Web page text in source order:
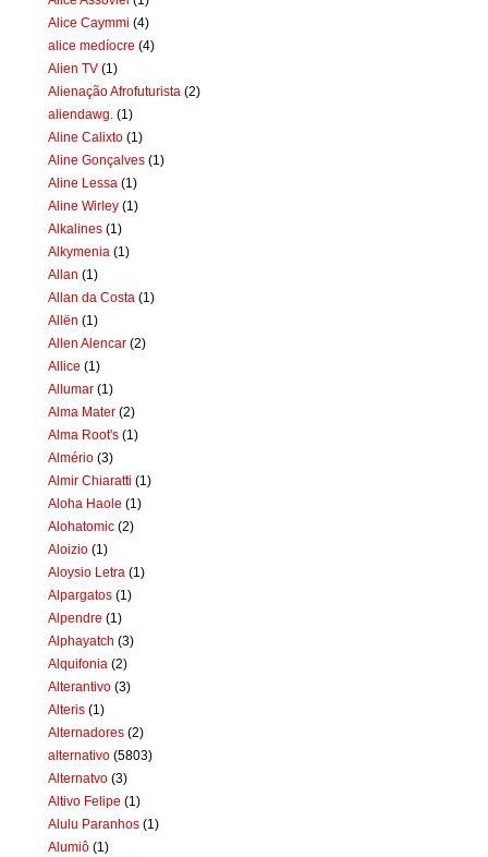
Alice Caymmi (4)
alice medíocre (4)
Alien TV (1)
Alienação Afrofuturista (2)
aliendawg. (1)
Aline Calixto (1)
Aline Gonçalves (1)
Aline Lessa (1)
Aline Wirley (1)
Alkalines (1)
Alkymenia (1)
Allan (1)
Allan da Costa (1)
Allën (1)
Allen Alencar (2)
Allice (1)
Allumar (1)
Alma Mater (2)
Alma Root's (1)
Almério (3)
Almir Chiaratti (1)
Aloha Haole (1)
Alohatomic (2)
Aloizio (1)
Aloysio Letra (1)
Alpargatos (1)
Alpendre (1)
Alphayatch (3)
Alquifonia (2)
Alterantivo (3)
Alteris (1)
Alternadores (2)
alternativo (5803)
Alternatvo (3)
Altivo Felipe (1)
Alulu Paranhos (1)
Alumiô (1)